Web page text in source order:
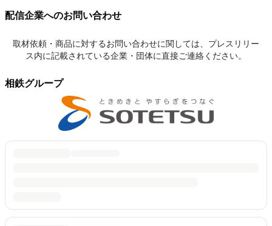
配信企業へのお問い合わせ
取材依頼・商品に対するお問い合わせに関しては、プレスリリー
ス内に記載されている企業・団体に直接ご連絡ください。
相鉄グループ